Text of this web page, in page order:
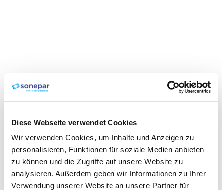
Diese Webseite verwendet Cookies
Wir verwenden Cookies, um Inhalte und Anzeigen zu
personalisieren, Funktionen für soziale Medien anbieten
zu können und die Zugriffe auf unsere Website zu
analysieren. Außerdem geben wir Informationen zu Ihrer
Verwendung unserer Website an unsere Partner für